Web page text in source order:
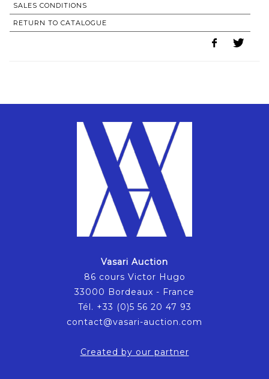
SALES CONDITIONS
RETURN TO CATALOGUE
Vasari Auction
86 cours Victor Hugo
33000 Bordeaux - France
Tél. +33 (0)5 56 20 47 93
contact@vasari-auction.com
Created by our partner